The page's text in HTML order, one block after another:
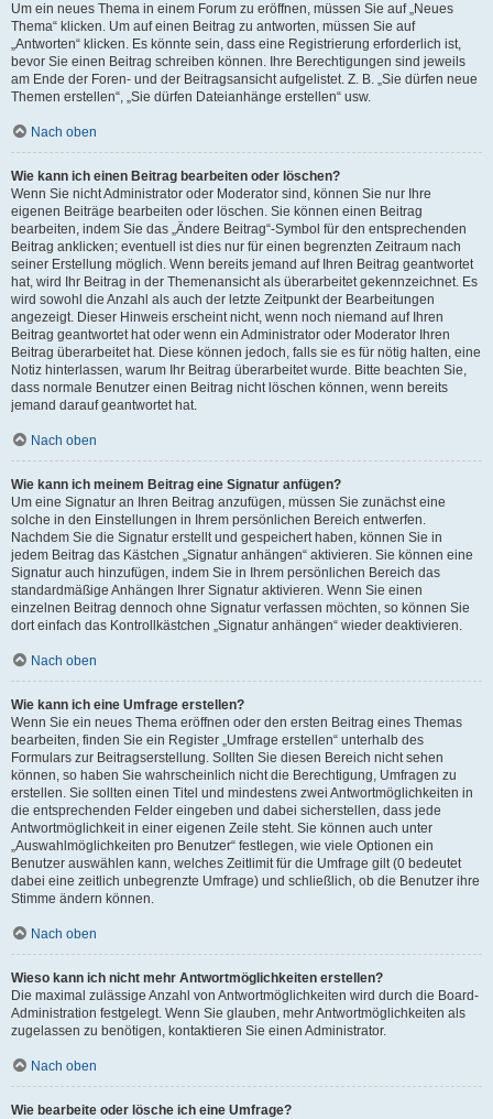
Um ein neues Thema in einem Forum zu eröffnen, müssen Sie auf „Neues
Thema“ klicken. Um auf einen Beitrag zu antworten, müssen Sie auf
„Antworten“ klicken. Es könnte sein, dass eine Registrierung erforderlich ist,
bevor Sie einen Beitrag schreiben können. Ihre Berechtigungen sind jeweils
am Ende der Foren- und der Beitragsansicht aufgelistet. Z. B. „Sie dürfen neue
Themen erstellen“, „Sie dürfen Dateianhänge erstellen“ usw.
Nach oben
Wie kann ich einen Beitrag bearbeiten oder löschen?
Wenn Sie nicht Administrator oder Moderator sind, können Sie nur Ihre
eigenen Beiträge bearbeiten oder löschen. Sie können einen Beitrag
bearbeiten, indem Sie das „Ändere Beitrag“-Symbol für den entsprechenden
Beitrag anklicken; eventuell ist dies nur für einen begrenzten Zeitraum nach
seiner Erstellung möglich. Wenn bereits jemand auf Ihren Beitrag geantwortet
hat, wird Ihr Beitrag in der Themenansicht als überarbeitet gekennzeichnet. Es
wird sowohl die Anzahl als auch der letzte Zeitpunkt der Bearbeitungen
angezeigt. Dieser Hinweis erscheint nicht, wenn noch niemand auf Ihren
Beitrag geantwortet hat oder wenn ein Administrator oder Moderator Ihren
Beitrag überarbeitet hat. Diese können jedoch, falls sie es für nötig halten, eine
Notiz hinterlassen, warum Ihr Beitrag überarbeitet wurde. Bitte beachten Sie,
dass normale Benutzer einen Beitrag nicht löschen können, wenn bereits
jemand darauf geantwortet hat.
Nach oben
Wie kann ich meinem Beitrag eine Signatur anfügen?
Um eine Signatur an Ihren Beitrag anzufügen, müssen Sie zunächst eine
solche in den Einstellungen in Ihrem persönlichen Bereich entwerfen.
Nachdem Sie die Signatur erstellt und gespeichert haben, können Sie in
jedem Beitrag das Kästchen „Signatur anhängen“ aktivieren. Sie können eine
Signatur auch hinzufügen, indem Sie in Ihrem persönlichen Bereich das
standardmäßige Anhängen Ihrer Signatur aktivieren. Wenn Sie einen
einzelnen Beitrag dennoch ohne Signatur verfassen möchten, so können Sie
dort einfach das Kontrollkästchen „Signatur anhängen“ wieder deaktivieren.
Nach oben
Wie kann ich eine Umfrage erstellen?
Wenn Sie ein neues Thema eröffnen oder den ersten Beitrag eines Themas
bearbeiten, finden Sie ein Register „Umfrage erstellen“ unterhalb des
Formulars zur Beitragserstellung. Sollten Sie diesen Bereich nicht sehen
können, so haben Sie wahrscheinlich nicht die Berechtigung, Umfragen zu
erstellen. Sie sollten einen Titel und mindestens zwei Antwortmöglichkeiten in
die entsprechenden Felder eingeben und dabei sicherstellen, dass jede
Antwortmöglichkeit in einer eigenen Zeile steht. Sie können auch unter
„Auswahlmöglichkeiten pro Benutzer“ festlegen, wie viele Optionen ein
Benutzer auswählen kann, welches Zeitlimit für die Umfrage gilt (0 bedeutet
dabei eine zeitlich unbegrenzte Umfrage) und schließlich, ob die Benutzer ihre
Stimme ändern können.
Nach oben
Wieso kann ich nicht mehr Antwortmöglichkeiten erstellen?
Die maximal zulässige Anzahl von Antwortmöglichkeiten wird durch die Board-
Administration festgelegt. Wenn Sie glauben, mehr Antwortmöglichkeiten als
zugelassen zu benötigen, kontaktieren Sie einen Administrator.
Nach oben
Wie bearbeite oder lösche ich eine Umfrage?